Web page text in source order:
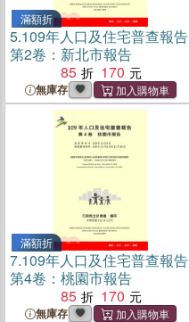
滿額折
5.109年人口及住宅普查報告
第2卷：新北市報告
85
170
無庫存
滿額折
7.109年人口及住宅普查報告
第4卷：桃園市報告
85
170
無庫存